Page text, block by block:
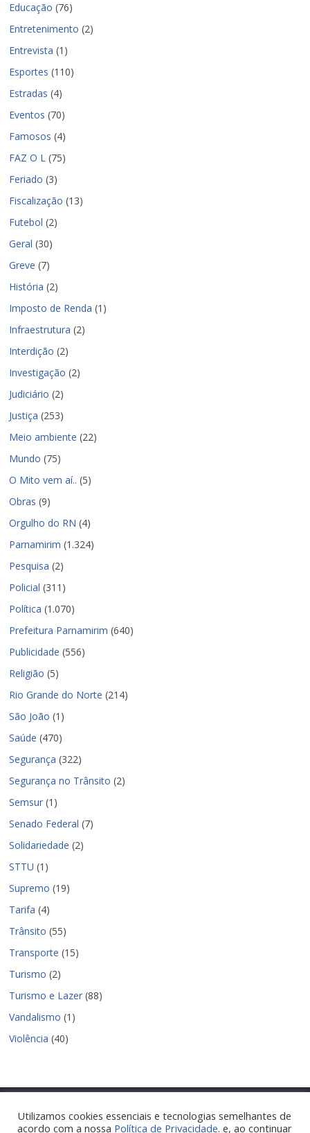
Educação (76)
Entretenimento (2)
Entrevista (1)
Esportes (110)
Estradas (4)
Eventos (70)
Famosos (4)
FAZ O L (75)
Feriado (3)
Fiscalização (13)
Futebol (2)
Geral (30)
Greve (7)
História (2)
Imposto de Renda (1)
Infraestrutura (2)
Interdição (2)
Investigação (2)
Judiciário (2)
Justiça (253)
Meio ambiente (22)
Mundo (75)
O Mito vem aí.. (5)
Obras (9)
Orgulho do RN (4)
Parnamirim (1.324)
Pesquisa (2)
Policial (311)
Política (1.070)
Prefeitura Parnamirim (640)
Publicidade (556)
Religião (5)
Rio Grande do Norte (214)
São João (1)
Saúde (470)
Segurança (322)
Segurança no Trânsito (2)
Semsur (1)
Senado Federal (7)
Solidariedade (2)
STTU (1)
Supremo (19)
Tarifa (4)
Trânsito (55)
Transporte (15)
Turismo (2)
Turismo e Lazer (88)
Vandalismo (1)
Violência (40)
Utilizamos cookies essenciais e tecnologias semelhantes de
acordo com a nossa Política de Privacidade. e, ao continuar